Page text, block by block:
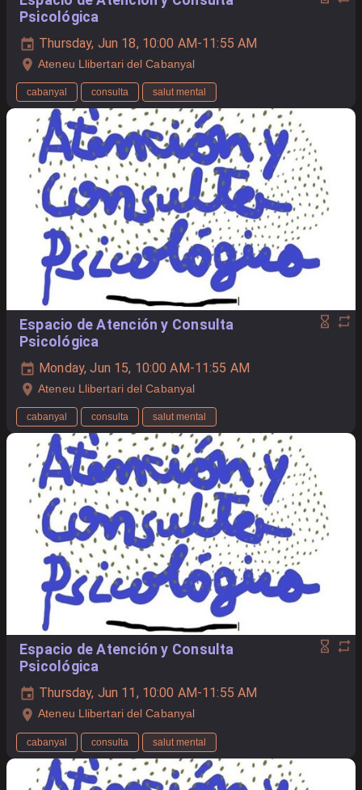
Psicológica
Thursday, Jun 18, 10:00 AM-11:55 AM
Ateneu Llibertari del Cabanyal
cabanyal consulta salut mental
Espacio de Atención y Consulta
Psicológica
Monday, Jun 15, 10:00 AM-11:55 AM
Ateneu Llibertari del Cabanyal
cabanyal consulta salut mental
Espacio de Atención y Consulta
Psicológica
Thursday, Jun 11, 10:00 AM-11:55 AM
Ateneu Llibertari del Cabanyal
cabanyal consulta salut mental